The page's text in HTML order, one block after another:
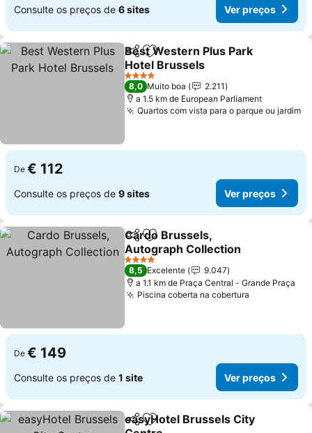
Consulte os preços de 6 sites Ver preços
PartilharAdicionar aos favoritos
Best Western Plus Park
Hotel Brussels
Ver preços
4 Estrelas
8,0 Muito boa
2.211
a 1.5 km de European Parliament
Quartos com vista para o parque ou jardim
De € 112
Consulte os preços de 9 sites Ver preços
PartilharAdicionar aos favoritos
Cardo Brussels,
Autograph Collection
Ver preços
4 Estrelas
8,5 Excelente
9.047
a 1.1 km de Praça Central - Grande Praça
Piscina coberta na cobertura
De € 149
Consulte os preços de 1 site Ver preços
PartilharAdicionar aos favoritos
easyHotel Brussels City